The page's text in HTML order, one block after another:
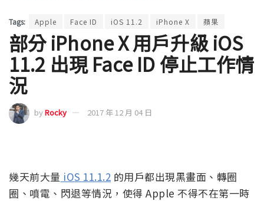
Tags: Apple Face ID iOS 11.2 iPhone X 蘋果
部分 iPhone X 用戶升級 iOS
11.2 出現 Face ID 停止工作情
況
byRocky 2017 年 12 月 04 日
幾天前大量 iOS 11.1.2 的用戶都出現黑畫面、轉圈
圈、噴電、閃退等情況，使得 Apple 不得不在第一時